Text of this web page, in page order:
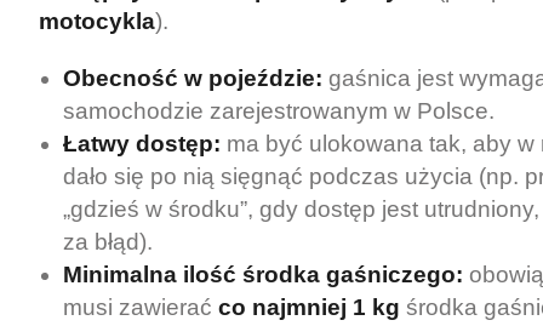
motocykla).
Obecność w pojeździe: gaśnica jest
samochodzie zarejestrowanym w Polsce.
Łatwy dostęp: ma być ulokowana tak, aby w
dało się po nią sięgnąć podczas użycia (np.
„gdzieś w środku”, gdy dostęp jest
za błąd).
Minimalna ilość środka gaśniczego:
musi zawierać co najmniej 1 kg środka